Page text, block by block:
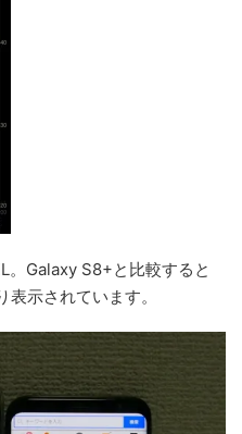
。Galaxy S8+と比較すると
示されています。